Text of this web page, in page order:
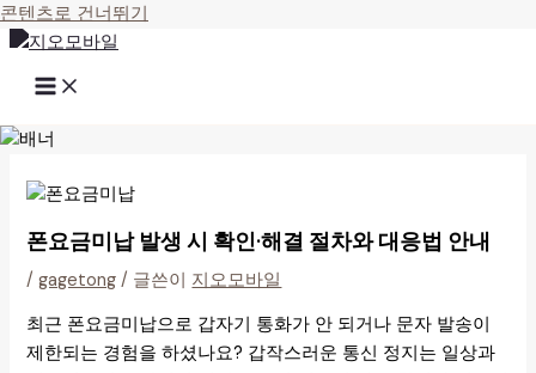
콘텐츠로 건너뛰기
폰요금미납 발생 시 확인·해결 절차와 대응법 안내
/gagetong / 글쓴이 지오모바일
최근 폰요금미납으로 갑자기 통화가 안 되거나 문자 발송이
제한되는 경험을 하셨나요? 갑작스러운 통신 정지는 일상과